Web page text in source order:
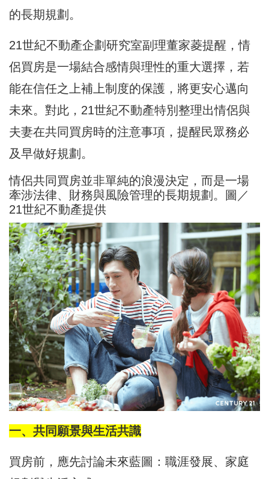
的長期規劃。
21世紀不動產企劃研究室副理董家菱提醒，情
侶買房是一場結合感情與理性的重大選擇，若
能在信任之上補上制度的保護，將更安心邁向
未來。對此，21世紀不動產特別整理出情侶與
夫妻在共同買房時的注意事項，提醒民眾務必
及早做好規劃。
情侶共同買房並非單純的浪漫決定，而是一場
牽涉法律、財務與風險管理的長期規劃。圖／
21世紀不動產提供
一、共同願景與生活共識
買房前，應先討論未來藍圖：職涯發展、家庭